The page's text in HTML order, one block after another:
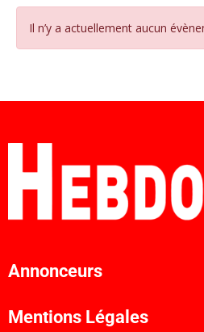
Il n’y a actuellement aucun
Annonceurs
Mentions Légales